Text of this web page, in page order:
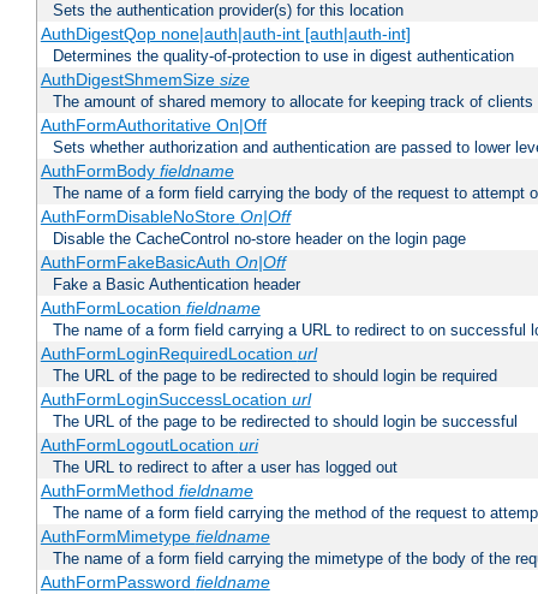
Sets the authentication provider(s) for this location
AuthDigestQop none|auth|auth-int [auth|auth-int]
Determines the quality-of-protection to use in digest authentication
AuthDigestShmemSize size
The amount of shared memory to allocate for keeping track of clients
AuthFormAuthoritative On|Off
Sets whether authorization and authentication are passed to lower
AuthFormBody fieldname
The name of a form field carrying the body of the request to attempt
AuthFormDisableNoStore On|Off
Disable the CacheControl no-store header on the login page
AuthFormFakeBasicAuth On|Off
Fake a Basic Authentication header
AuthFormLocation fieldname
The name of a form field carrying a URL to redirect to on successful
AuthFormLoginRequiredLocation url
The URL of the page to be redirected to should login be required
AuthFormLoginSuccessLocation url
The URL of the page to be redirected to should login be successful
AuthFormLogoutLocation uri
The URL to redirect to after a user has logged out
AuthFormMethod fieldname
The name of a form field carrying the method of the request to
AuthFormMimetype fieldname
The name of a form field carrying the mimetype of the body of the
AuthFormPassword fieldname